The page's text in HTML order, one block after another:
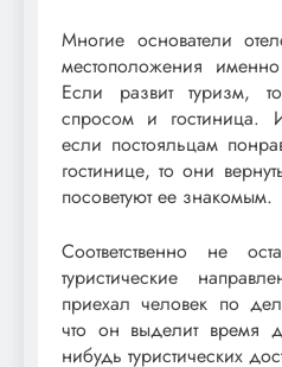
Многие основатели
местоположения
Если развит туризм,
спросом и гостиница.
если постояльцам
гостинице, то они
посоветуют ее знакомым.
Соответственно не
туристические
приехал человек по
что он выделит время
нибудь туристических